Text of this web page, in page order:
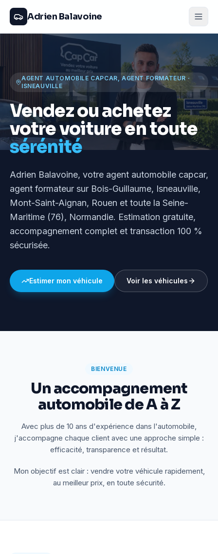
Adrien Balavoine
AGENT AUTOMOBILE CAPCAR, AGENT FORMATEUR ·
ISNEAUVILLE
Vendez ou achetez
votre voiture en toute
sérénité
Adrien Balavoine, votre agent automobile capcar,
agent formateur sur Bois-Guillaume, Isneauville,
Mont-Saint-Aignan, Rouen et toute la Seine-
Maritime (76), Normandie. Estimation gratuite,
accompagnement complet et transaction 100 %
sécurisée.
Estimer mon véhicule Voir les véhicules
BIENVENUE
Un accompagnement
automobile de A à Z
Avec plus de 10 ans d'expérience dans l'automobile,
j'accompagne chaque client avec une approche simple :
efficacité, transparence et résultat.
Mon objectif est clair : vendre votre véhicule rapidement,
au meilleur prix, en toute sécurité.